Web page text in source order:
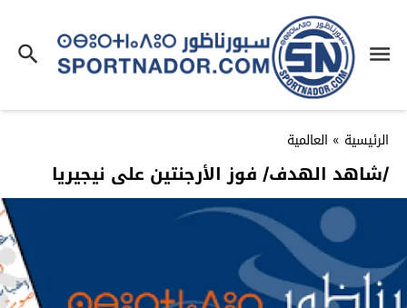
الرئيسية » العالمية
/شاهد الهدف/ فوز الأرجنتين على نيجيريا